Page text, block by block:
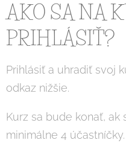
AKO SA NA
PRIHLÁSIŤ?
Prihlásiť a uhradiť svoj
odkaz nižšie.
Kurz sa bude konať, ak
minimálne 4 účastníčky.